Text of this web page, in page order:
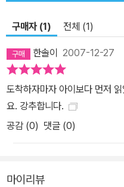
의 예술혼을 담은 역사동화(「
루 담았다. 또한 문예창작, 국문
전과 달리 아동학, 농화학, 임산
새로이 아동문학에 가세했기
로 기대된다. 주요 내용 「책 읽어 주는 아줌마」 맞벌이 부모와 사는 기
범이는 텔레비전에 매달려 지
어 주는 동화를 듣게 된다. 이
출판사의 편지를 보게 된다. 기
구매자 (1) 전체 (1)
한솔이 2007-12-27
도착하자마자 아이보다 먼저
요. 강추합니다.
공감 (0) 댓글 (0)
마이리뷰